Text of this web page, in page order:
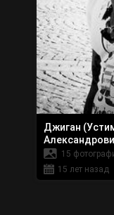
Джиган
15
15 лет назад